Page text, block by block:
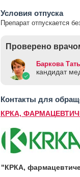
Условия отпуска
Препарат отпускается
Проверено
Баркова
кандидат
Контакты для
КРКА,
"КРКА,